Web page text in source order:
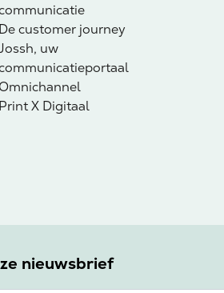
De customer journey
uw
Omnichannel
Print X Digitaal
nieuwsbrief